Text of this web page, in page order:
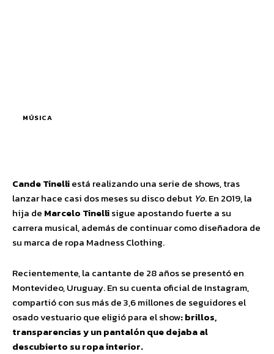
MÚSICA
Cande Tinelliestá realizando una serie de shows, tras
lanzar hace casi dos meses su disco debut Yo. En 2019, la
hija de Marcelo Tinellisigue apostando fuerte a su
carrera musical, además de continuar como diseñadora de
su marca de ropa Madness Clothing.
Recientemente, la cantante de 28 años se presentó en
Montevideo, Uruguay. En su cuenta oficial de Instagram,
compartió con sus más de 3,6 millones de seguidores el
osado vestuario que eligió para el show: brillos,
transparencias y un pantalón que dejaba al
descubierto su ropa interior.